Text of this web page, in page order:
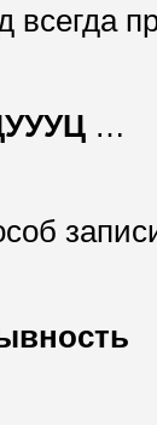
всегда
УУЦ …